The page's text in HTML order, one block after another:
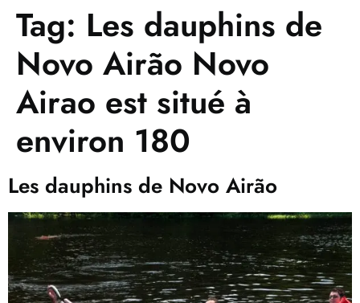
Tag: Les dauphins de
Novo Airão Novo
Airao est situé à
environ 180
Les dauphins de Novo Airão